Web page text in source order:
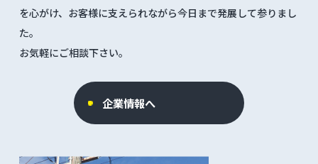
を心がけ、お客様に支えられながら今日まで発展して参りまし
た。
お気軽にご相談下さい。
企業情報へ